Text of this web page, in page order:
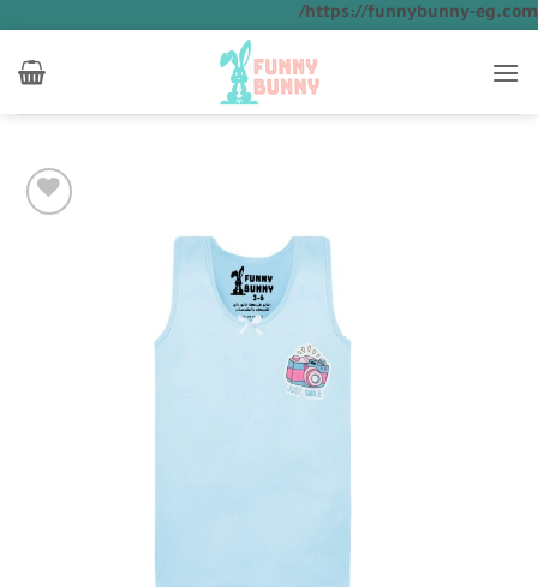
https://funnybunny-eg.com/ تخطي
للمحتوى